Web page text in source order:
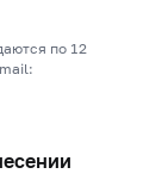
по 12